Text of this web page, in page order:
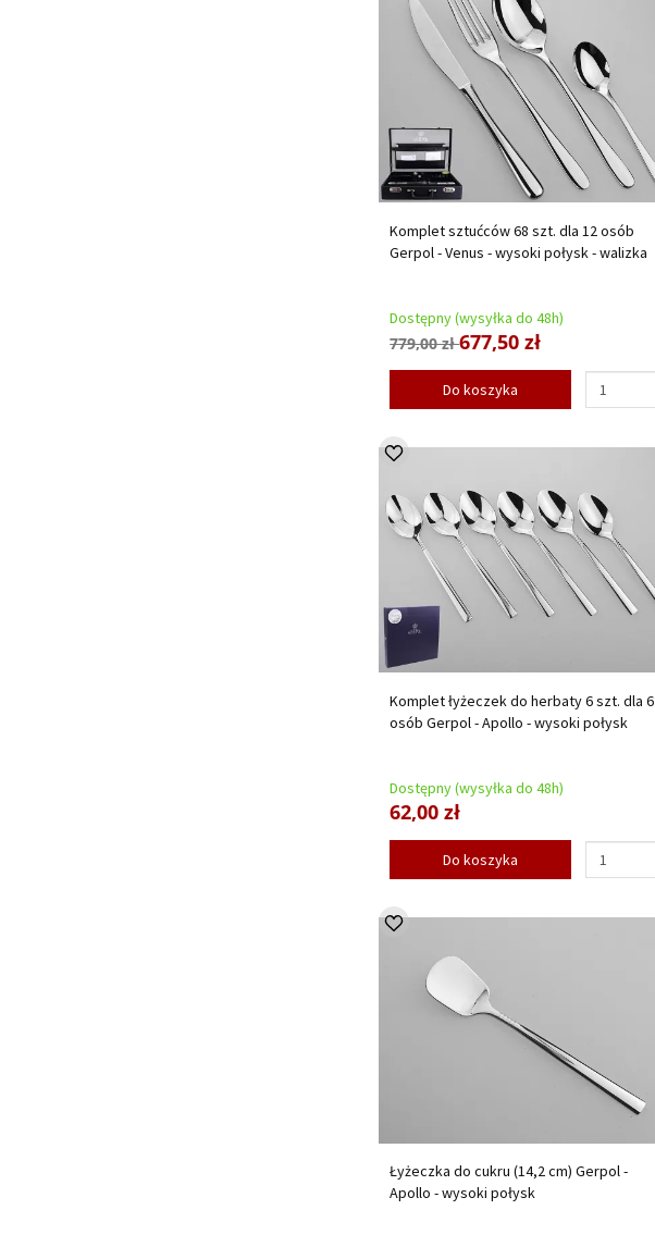
Komplet sztućców 68 szt. dla 12 osób
Gerpol - Venus - wysoki połysk - walizka
Dostępny (wysyłka do 48h)
779,00 zł677,50 zł
Do koszyka
Komplet łyżeczek do herbaty 6 szt. dla 6
osób Gerpol - Apollo - wysoki połysk
Dostępny (wysyłka do 48h)
62,00 zł
Do koszyka
Łyżeczka do cukru (14,2 cm) Gerpol -
Apollo - wysoki połysk